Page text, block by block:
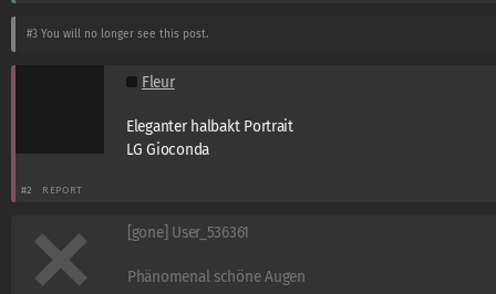
#3 You will no longer see this post.
Fleur
Eleganter halbakt Portrait
LG Gioconda
#2 REPORT
[gone] User_536361
Phänomenal schöne Augen